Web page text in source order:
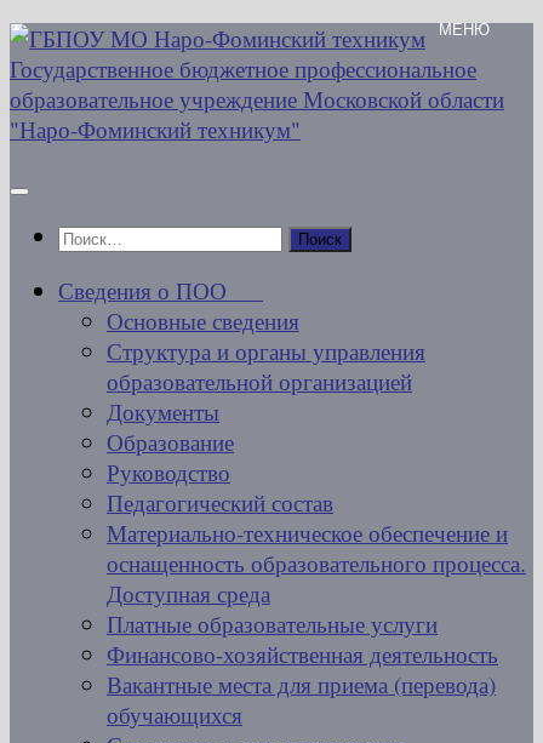
Перейти
к
содержимому
Найти:
Сведения о ПОО
Основные сведения
Структура и органы управления
образовательной организацией
Документы
Образование
Руководство
Педагогический состав
Материально-техническое обеспечение и
оснащенность образовательного процесса.
Доступная среда
Платные образовательные услуги
Финансово-хозяйственная деятельность
Вакантные места для приема (перевода)
обучающихся